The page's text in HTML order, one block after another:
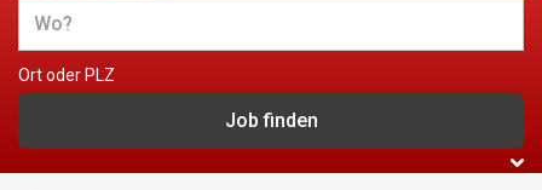
Ort oder PLZ